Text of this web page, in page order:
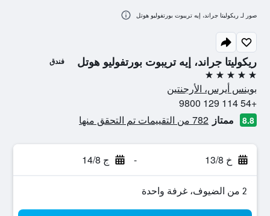
ريكوليتا جراند، إيه تريبوت بورتفوليو هوتل فندق
5 نجوم
بوينس أيرس، الأرجنتين
+54 114 129 9800
8.8 ممتاز 782 من التقييمات تم التحقق منها
خ 13/8 - ج 14/8
2 من الضيوف، غرفة واحدة
صور لـ ريكوليتا جراند، إيه تريبوت بورتفوليو هوتل